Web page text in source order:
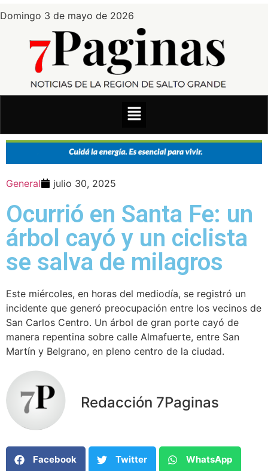
Domingo 3 de mayo de 2026
General julio 30, 2025
Ocurrió en Santa Fe: un
árbol cayó y un ciclista
se salva de milagros
Este miércoles, en horas del mediodía, se registró un
incidente que generó preocupación entre los vecinos de
San Carlos Centro. Un árbol de gran porte cayó de
manera repentina sobre calle Almafuerte, entre San
Martín y Belgrano, en pleno centro de la ciudad.
Redacción 7Paginas
Facebook Twitter WhatsApp